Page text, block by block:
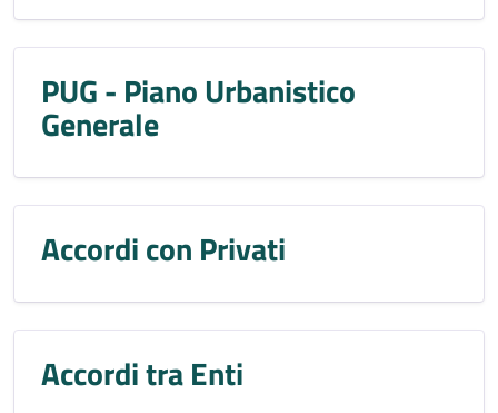
PUG - Piano Urbanistico
Generale
Accordi con Privati
Accordi tra Enti